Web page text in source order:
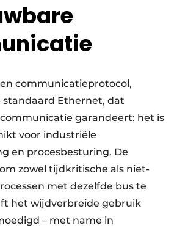
communicatieprotocol,
standaard Ethernet, dat
garandeert: het is
voor industriële
en procesbesturing. De
zowel tijdkritische als niet-
met dezelfde bus te
het wijdverbreide gebruik
– met name in